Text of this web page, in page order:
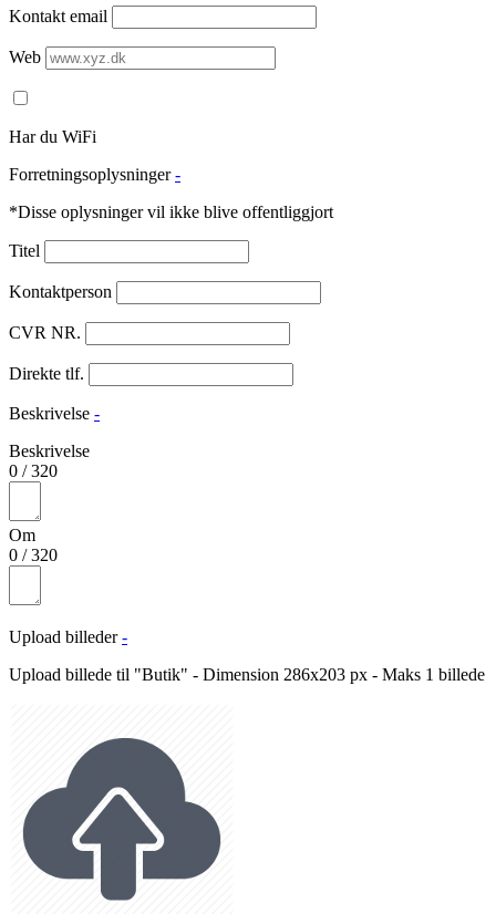
Kontakt email
Web
Har du WiFi
Forretningsoplysninger -
*Disse oplysninger vil ikke blive offentliggjort
Titel
Kontaktperson
CVR NR.
Direkte tlf.
Beskrivelse -
Beskrivelse
0 /320
Om
0 /320
Upload billeder -
Upload billede til "Butik" - Dimension 286x203 px - Maks 1 billede